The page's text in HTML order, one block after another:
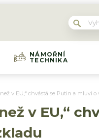
NÁMOŘNÍ
TECHNIKA
než v EU,“ chvástá se Putin a mluví
v EU,“